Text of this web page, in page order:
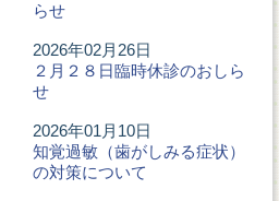
らせ
2026年02月26日
２月２８日臨時休診のおしら
せ
2026年01月10日
知覚過敏（歯がしみる症状）
の対策について